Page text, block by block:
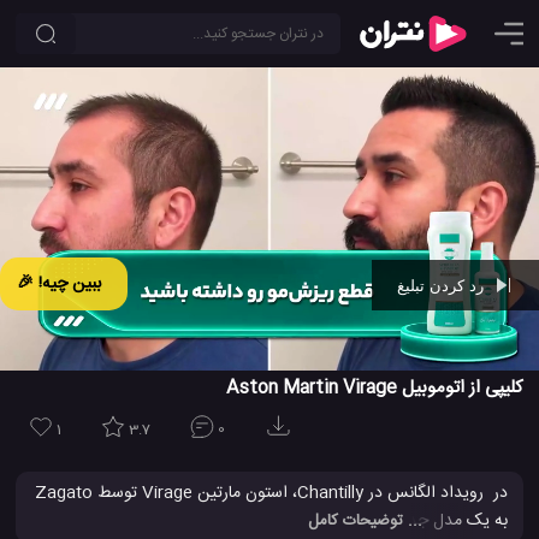
ببین چیه! 🎉 رد کردن تبلیغ
Ad -00:41
کلیپی از اتوموبیل Aston Martin Virage
1 3.7 0
در رویداد الگانس در Chantilly، استون مارتین Virage توسط Zagato
به یک مدل جدید و منحصر به فرد از خودرو ها دست یافته اند و آن را
... توضیحات کامل